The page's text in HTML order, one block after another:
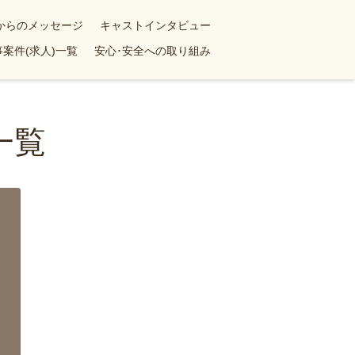
らのメッセージ
キャストインタビュー
案件(求人)一覧 安心･安全への取り組み
覧